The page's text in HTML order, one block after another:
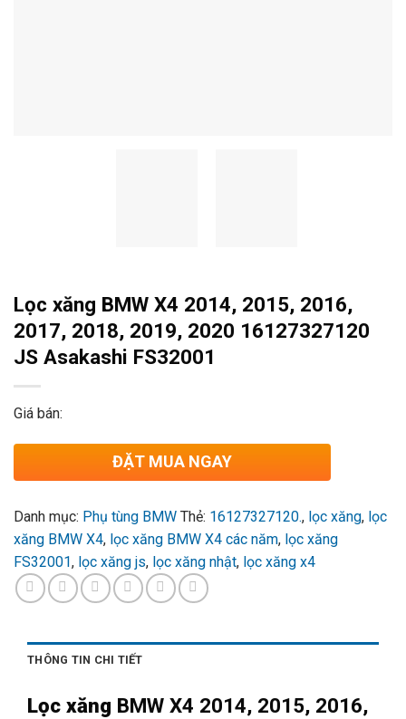
Lọc xăng BMW X4 2014, 2015, 2016,
2017, 2018, 2019, 2020 16127327120
JS Asakashi FS32001
Giá bán:
ĐẶT MUA NGAY
Danh mục: Phụ tùng BMW Thẻ: 16127327120., lọc xăng, lọc
xăng BMW X4, lọc xăng BMW X4 các năm, lọc xăng
FS32001, lọc xăng js, lọc xăng nhật, lọc xăng x4
THÔNG TIN CHI TIẾT
Lọc xăng BMW X4 2014, 2015, 2016,